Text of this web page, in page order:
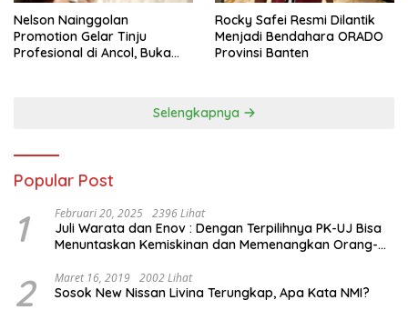
Nelson Nainggolan
Promotion Gelar Tinju
Profesional di Ancol, Buka
Rocky Safei Resmi Dilantik
Menjadi Bendahara ORADO
Provinsi Banten
Selengkapnya
Popular Post
1 Februari 20, 2025 2396 Lihat
Juli Warata dan Enov : Dengan Terpilihnya PK-UJ Bisa
Menuntaskan Kemiskinan dan Memenangkan Orang-
2 Maret 16, 2019 2002 Lihat
Sosok New Nissan Livina Terungkap, Apa Kata NMI?